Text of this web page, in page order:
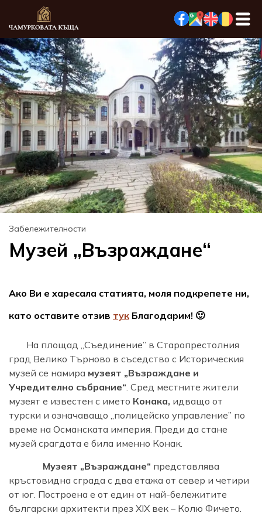
Забележителности
Музей „Възраждане“
Ако Ви е харесала статията, моля подкрепете ни,
като оставите отзив тук Благодарим! 🙂
На площад „Съединение” в Старопрестолния
град Велико Търново в съседство с Историческия
музей се намира музеят „Възраждане и
Учредително събрание“ . Сред местните жители
музеят е известен с името Конака, идващо от
турски и означаващо „полицейско управление” по
време на Османската империя. Преди да стане
музей срагдата е била именно Конак.
Музеят „Възраждане“ представлява
кръстовидна сграда с два етажа от север и четири
от юг. Построена е от един от най-бележитите
български архитекти през XIX век – Колю Фичето.